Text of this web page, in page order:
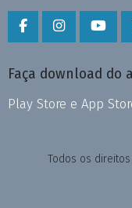
Faça download do
Play Store e App
Todos os